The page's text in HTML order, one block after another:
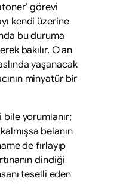
görevi
kendi üzerine
bu duruma
bakılır. O an
yaşanacak
minyatür bir
yorumlanır;
belanın
de fırlayıp
dindiği
teselli eden